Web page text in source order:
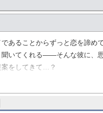
あることからずっと恋を諦
聞いてくれる――そんな彼に、
をしてきて…？
者大学生の、もどかしくも愛